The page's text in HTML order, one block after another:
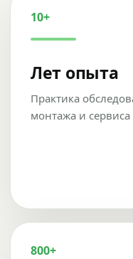
10+
Лет опыта
Практика
монтажа и сервиса
800+